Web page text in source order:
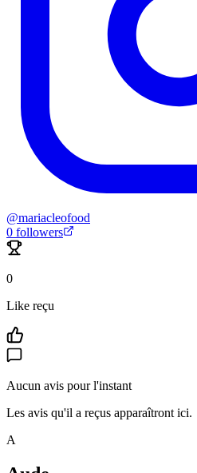
@mariacleofood
0 followers
0
Like reçu
Aucun avis pour l'instant
Les avis qu'il a reçus apparaîtront ici.
A